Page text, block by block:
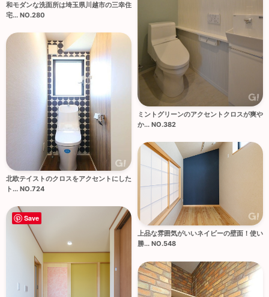
和モダンな洗面所は埼玉県川越市の三幸住
宅... NO.280
ミントグリーンのアクセントクロスが爽や
か... NO.382
北欧テイストのクロスをアクセントにした
ト... NO.724
上品な雰囲気がいいネイビーの壁面！使い
勝... NO.548
Save